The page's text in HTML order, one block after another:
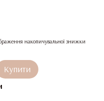
накопичувальної знижки
Купити